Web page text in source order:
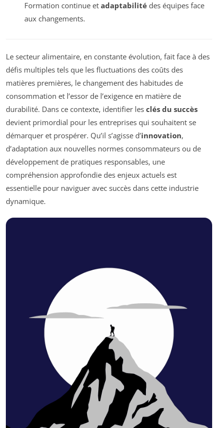
Formation continue et adaptabilitédes équipes face
aux changements.
Le secteur alimentaire, en constante évolution, fait face à des
défis multiples tels que les fluctuations des coûts des
matières premières, le changement des habitudes de
consommation et l’essor de l’exigence en matière de
durabilité. Dans ce contexte, identifier les clés du succès
devient primordial pour les entreprises qui souhaitent se
démarquer et prospérer. Qu’il s’agisse d’innovation,
d’adaptation aux nouvelles normes consommateurs ou de
développement de pratiques responsables, une
compréhension approfondie des enjeux actuels est
essentielle pour naviguer avec succès dans cette industrie
dynamique.